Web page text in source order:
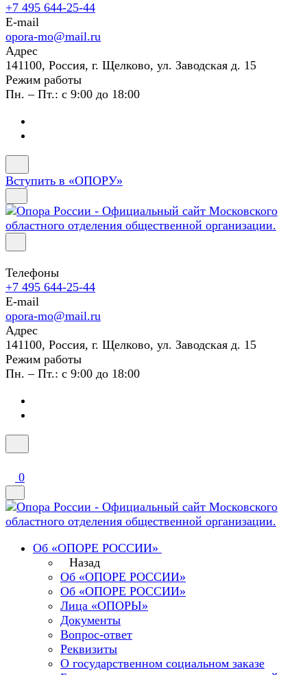
+7 495 644-25-44
E-mail
opora-mo@mail.ru
Адрес
141100, Россия, г. Щелково, ул. Заводская д. 15
Режим работы
Пн. – Пт.: с 9:00 до 18:00
Вступить в «ОПОРУ»
Телефоны
+7 495 644-25-44
E-mail
opora-mo@mail.ru
Адрес
141100, Россия, г. Щелково, ул. Заводская д. 15
Режим работы
Пн. – Пт.: с 9:00 до 18:00
0
Об «ОПОРЕ РОССИИ»
Назад
Об «ОПОРЕ РОССИИ»
Об «ОПОРЕ РОССИИ»
Лица «ОПОРЫ»
Документы
Вопрос-ответ
Реквизиты
О государственном социальном заказе